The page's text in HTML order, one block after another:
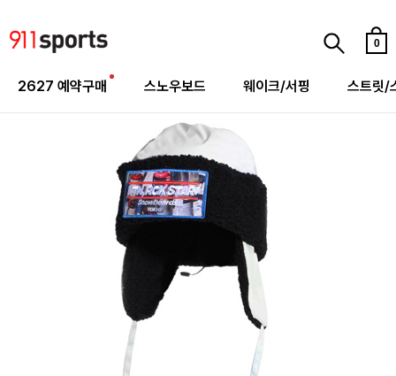
0
2627 예약구매 스노우보드 웨이크/서핑 스트릿/